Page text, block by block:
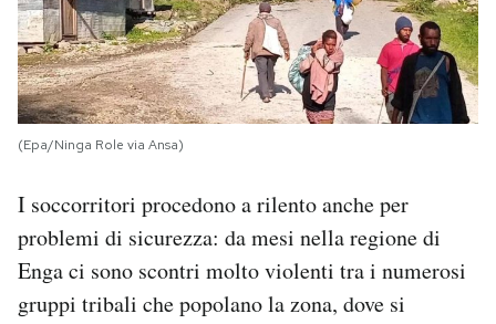
(Epa/Ninga Role via Ansa)
I soccorritori procedono a rilento anche per
problemi di sicurezza: da mesi nella regione di
Enga ci sono scontri molto violenti tra i numerosi
gruppi tribali che popolano la zona, dove si